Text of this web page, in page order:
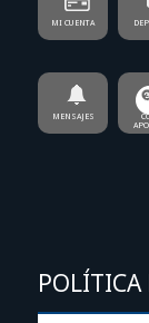
MI CUENTA
MENSAJES
POLÍTICA